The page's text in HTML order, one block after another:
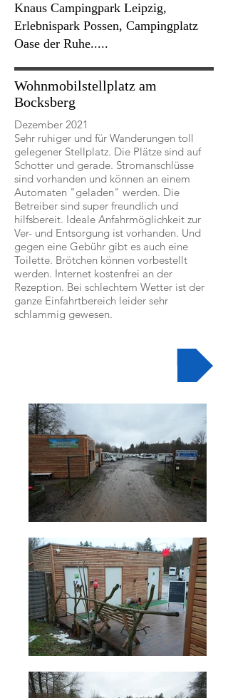
Knaus Campingpark Leipzig,
Erlebnispark Possen, Campingplatz
Oase der Ruhe.....
Wohnmobilstellplatz am
Bocksberg
Dezember 2021
Sehr ruhiger und für Wanderungen toll
gelegener Stellplatz. Die Plätze sind auf
Schotter und gerade. Stromanschlüsse
sind vorhanden und können an einem
Automaten "geladen" werden. Die
Betreiber sind super freundlich und
hilfsbereit. Ideale Anfahrmöglichkeit zur
Ver- und Entsorgung ist vorhanden. Und
gegen eine Gebühr gibt es auch eine
Toilette. Brötchen können vorbestellt
werden. Internet kostenfrei an der
Rezeption. Bei schlechtem Wetter ist der
ganze Einfahrtbereich leider sehr
schlammig gewesen.